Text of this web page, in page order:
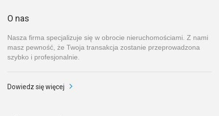
O nas
Nasza firma specjalizuje się w obrocie nieruchomościami. Z nami
masz pewność, że Twoja transakcja zostanie przeprowadzona
szybko i profesjonalnie.
Dowiedz się więcej